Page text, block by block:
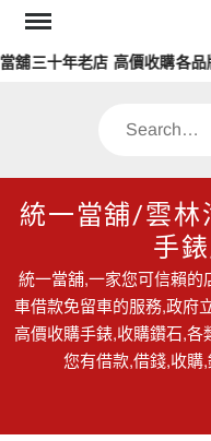
Skip
content
年老店 高價收購各品牌手
Search
統一當舖/雲
手
統一當舖,一家您可信賴的
車借款免留車的服務,政府
高價收購手錶,收購鑽石,各
您有借款,借錢,收購